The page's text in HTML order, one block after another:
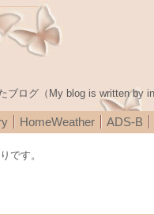
ブログ（My blog is written by
HomeWeather ADS-B
です。